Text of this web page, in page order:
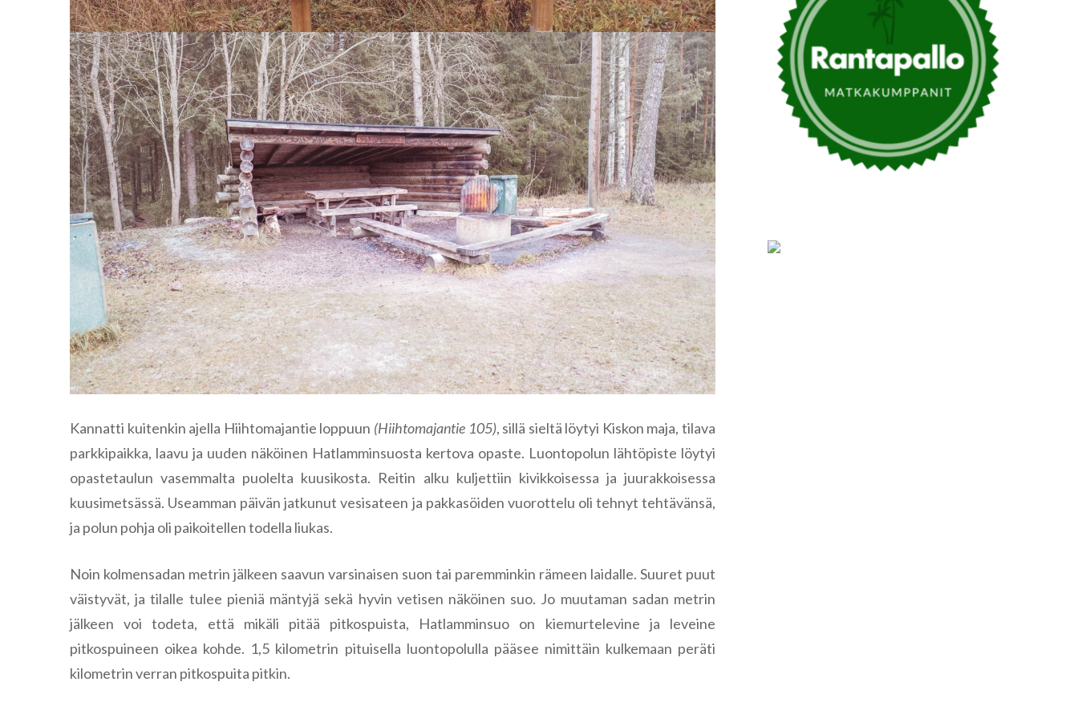
Paldiski
Ääsmäki
Kannatti kuitenkin ajella Hiihtomajantie loppuun (Hiihtomajantie 105), sillä sieltä löytyi Kiskon maja, tilava
parkkipaikka, laavu ja uuden näköinen Hatlamminsuosta kertova opaste. Luontopolun lähtöpiste löytyi
opastetaulun vasemmalta puolelta kuusikosta. Reitin alku kuljettiin kivikkoisessa ja juurakkoisessa
kuusimetsässä. Useamman päivän jatkunut vesisateen ja pakkasöiden vuorottelu oli tehnyt tehtävänsä,
ja polun pohja oli paikoitellen todella liukas.
Noin kolmensadan metrin jälkeen saavun varsinaisen suon tai paremminkin rämeen laidalle. Suuret puut
väistyvät, ja tilalle tulee pieniä mäntyjä sekä hyvin vetisen näköinen suo. Jo muutaman sadan metrin
jälkeen voi todeta, että mikäli pitää pitkospuista, Hatlamminsuo on kiemurtelevine ja leveine
pitkospuineen oikea kohde. 1,5 kilometrin pituisella luontopolulla pääsee nimittäin kulkemaan peräti
kilometrin verran pitkospuita pitkin.